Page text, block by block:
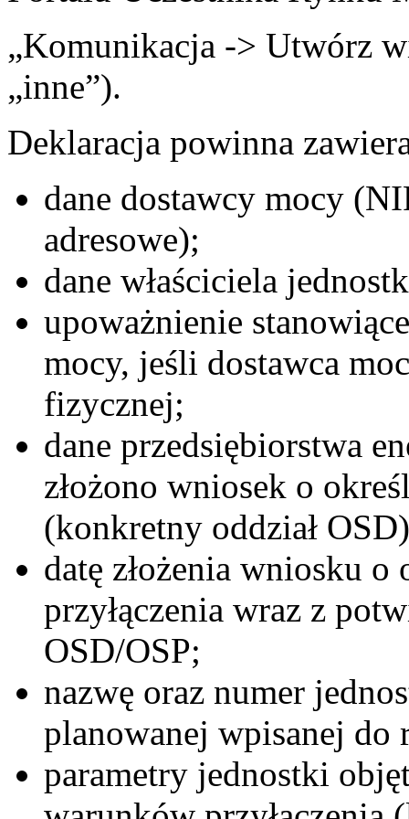
„Komunikacja -> Utwórz
„inne”).
Deklaracja powinna
dane dostawcy mocy
adresowe);
dane właściciela
upoważnienie
mocy, jeśli dostawca
fizycznej;
dane przedsiębiorstwa
złożono wniosek o
(konkretny oddział
datę złożenia wniosku
przyłączenia wraz z
OSD/OSP;
nazwę oraz numer
planowanej wpisanej do
parametry jednostki